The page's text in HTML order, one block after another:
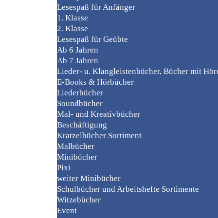
Lesespaß für Anfänger
1. Klasse
2. Klasse
Lesespaß für Geübte
Ab 6 Jahren
Ab 7 Jahren
Lieder- u. Klangleistenbücher, Bücher mit
E-Books & Hörbücher
Liederbücher
Soundbücher
Mal- und Kreativbücher
Beschäftigung
Kratzelbücher Sortiment
Malbücher
Minibücher
Pixi
weiter Minibücher
Schulbücher und Arbeitshefte Sortimente
Witzebücher
Event